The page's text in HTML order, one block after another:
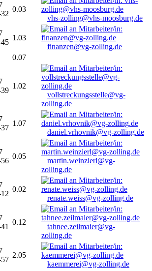
0.03
vhs-zolling@vhs-moosburg.de
1.03
finanzen@vg-zolling.de
0.07
1.02
vollstreckungsstelle@vg-
zolling.de
1.07
daniel.vrhovnik@vg-zolling.de
0.05
martin.weinzierl@vg-
zolling.de
0.02
renate.weiss@vg-zolling.de
0.12
tahnee.zeilmaier@vg-
zolling.de
2.05
kaemmerei@vg-zolling.de